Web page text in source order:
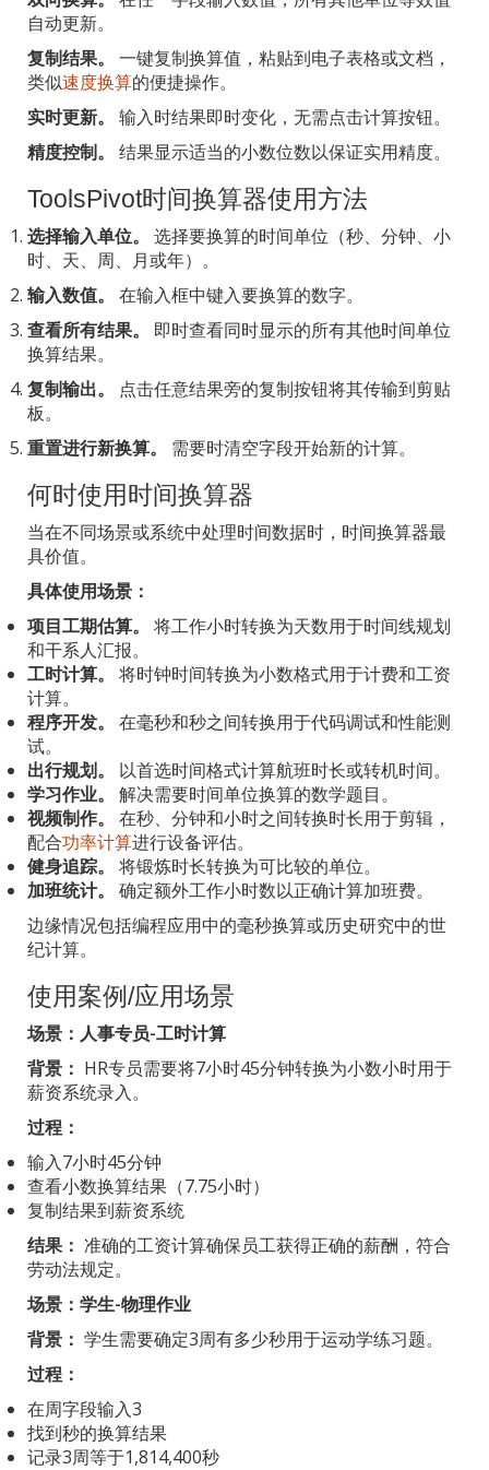
自动更新。
复制结果。
一键复制换算值，粘贴到电子表格或文档，
类似速度换算的便捷操作。
实时更新。
输入时结果即时变化，无需点击计算按钮。
精度控制。
结果显示适当的小数位数以保证实用精度。
ToolsPivot时间换算器使用方法
选择输入单位。
选择要换算的时间单位（秒、分钟、小
时、天、周、月或年）。
输入数值。
在输入框中键入要换算的数字。
查看所有结果。
即时查看同时显示的所有其他时间单位
换算结果。
复制输出。
点击任意结果旁的复制按钮将其传输到剪贴
板。
重置进行新换算。
需要时清空字段开始新的计算。
何时使用时间换算器
当在不同场景或系统中处理时间数据时，时间换算器最
具价值。
具体使用场景：
项目工期估算。
将工作小时转换为天数用于时间线规划
和干系人汇报。
工时计算。
将时钟时间转换为小数格式用于计费和工资
计算。
程序开发。
在毫秒和秒之间转换用于代码调试和性能测
试。
出行规划。
以首选时间格式计算航班时长或转机时间。
学习作业。
解决需要时间单位换算的数学题目。
视频制作。
在秒、分钟和小时之间转换时长用于剪辑，
配合功率计算进行设备评估。
健身追踪。
将锻炼时长转换为可比较的单位。
加班统计。
确定额外工作小时数以正确计算加班费。
边缘情况包括编程应用中的毫秒换算或历史研究中的世
纪计算。
使用案例/应用场景
场景：人事专员-工时计算
背景： HR专员需要将7小时45分钟转换为小数小时用于
薪资系统录入。
过程：
输入7小时45分钟
查看小数换算结果（7.75小时）
复制结果到薪资系统
结果： 准确的工资计算确保员工获得正确的薪酬，符合
劳动法规定。
场景：学生-物理作业
背景： 学生需要确定3周有多少秒用于运动学练习题。
过程：
在周字段输入3
找到秒的换算结果
记录3周等于1,814,400秒